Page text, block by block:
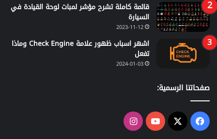
قائمة كاملة تشرح مؤشر لمبات لوحة القيادة في
السيارة
2023-11-12
اشهر اسباب ظهور علامة Check Engine وماذا
تفعل
2024-01-03
صفحاتنا الرسمية:
فيسبوك
‫X
‫YouTubeانستقرام